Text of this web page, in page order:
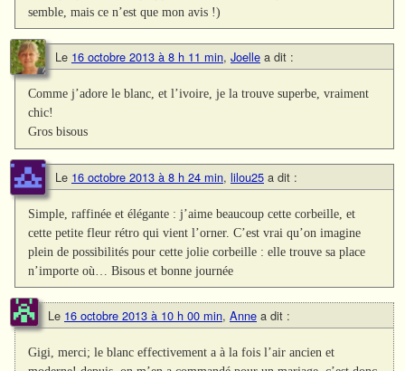
semble, mais ce n’est que mon avis !)
Le 16 octobre 2013 à 8 h 11 min, Joelle a dit :
Comme j’adore le blanc, et l’ivoire, je la trouve superbe, vraiment
chic!
Gros bisous
Le 16 octobre 2013 à 8 h 24 min, lilou25 a dit :
Simple, raffinée et élégante : j’aime beaucoup cette corbeille, et
cette petite fleur rétro qui vient l’orner. C’est vrai qu’on imagine
plein de possibilités pour cette jolie corbeille : elle trouve sa place
n’importe où… Bisous et bonne journée
Le 16 octobre 2013 à 10 h 00 min, Anne a dit :
Gigi, merci; le blanc effectivement a à la fois l’air ancien et